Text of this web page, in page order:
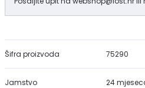
Šifra proizvoda 75290
Jamstvo 24